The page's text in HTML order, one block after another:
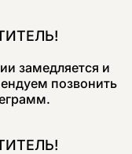
замедляется и
позвонить